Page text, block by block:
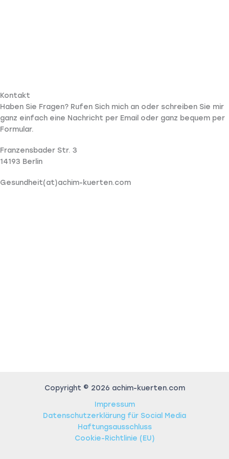
Kontakt
Haben Sie Fragen? Rufen Sich mich an oder schreiben Sie mir
ganz einfach eine Nachricht per Email oder ganz bequem per
Formular.
Franzensbader Str. 3
14193 Berlin
Gesundheit(at)achim-kuerten.com
Copyright © 2026 achim-kuerten.com
Impressum
Datenschutzerklärung für Social Media
Haftungsausschluss
Cookie-Richtlinie (EU)